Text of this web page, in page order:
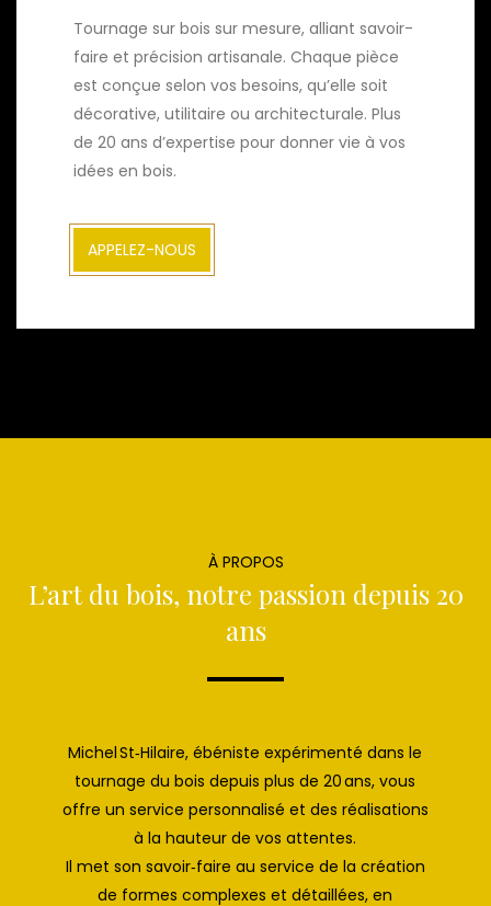
Tournage sur bois sur mesure, alliant savoir-
faire et précision artisanale. Chaque pièce
est conçue selon vos besoins, qu’elle soit
décorative, utilitaire ou architecturale. Plus
de 20 ans d’expertise pour donner vie à vos
idées en bois.
APPELEZ-NOUS
À PROPOS
L’art du bois, notre passion depuis 20
ans
Michel St‑Hilaire, ébéniste expérimenté dans le
tournage du bois depuis plus de 20 ans, vous
offre un service personnalisé et des réalisations
à la hauteur de vos attentes.
Il met son savoir‑faire au service de la création
de formes complexes et détaillées, en